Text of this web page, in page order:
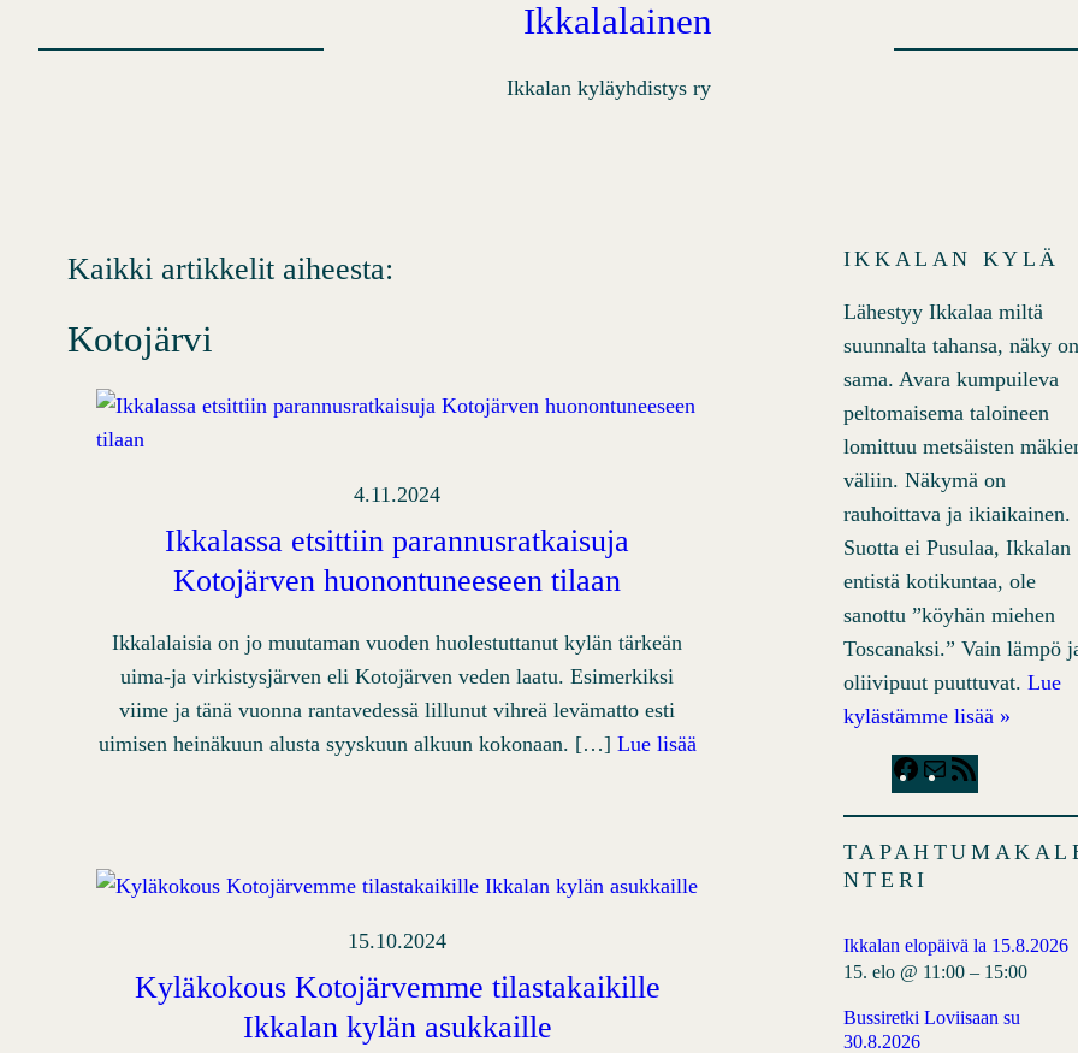
Ikkalalainen
Ikkalan kyläyhdistys ry
Kaikki artikkelit aiheesta:
Kotojärvi
4.11.2024
Ikkalassa etsittiin parannusratkaisuja
Kotojärven huonontuneeseen tilaan
Ikkalalaisia on jo muutaman vuoden huolestuttanut kylän tärkeän
uima-ja virkistysjärven eli Kotojärven veden laatu. Esimerkiksi
viime ja tänä vuonna rantavedessä lillunut vihreä levämatto esti
uimisen heinäkuun alusta syyskuun alkuun kokonaan. […] Lue lisää
15.10.2024
Kyläkokous Kotojärvemme tilastakaikille
Ikkalan kylän asukkaille
IKKALAN KYLÄ
Lähestyy Ikkalaa miltä
suunnalta tahansa, näky on
sama. Avara kumpuileva
peltomaisema taloineen
lomittuu metsäisten
väliin. Näkymä on
rauhoittava ja ikiaikainen.
Suotta ei Pusulaa, Ikkalan
entistä kotikuntaa, ole
sanottu ”köyhän miehen
Toscanaksi.” Vain lämpö
oliivipuut puuttuvat. Lue
kylästämme lisää »
F
e
o
o
k
M
e
d
NTERI
Ikkalan elopäivä la 15.8.2026
15. elo @ 11:00– 15:00
Bussiretki Loviisaan su
30.8.2026